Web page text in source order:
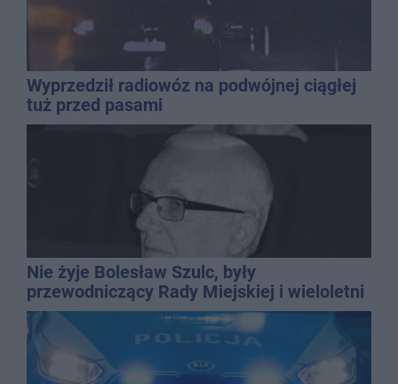
Wyprzedził radiowóz na podwójnej ciągłej
tuż przed pasami
Nie żyje Bolesław Szulc, były
przewodniczący Rady Miejskiej i wieloletni
dyrektor SP 14